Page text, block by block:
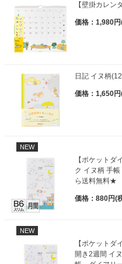
【壁掛カレ
価格：1,980
日記 イヌ柄
価格：1,650
NEW
【ポケットダ
ク イヌ柄 手
ら送料無料★
価格：880円(
NEW
【ポケットダ
開き2週間 イ